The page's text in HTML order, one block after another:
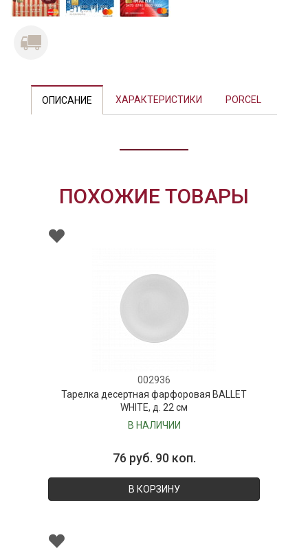
ОПИСАНИЕ ХАРАКТЕРИСТИКИ PORCEL
ПОХОЖИЕ ТОВАРЫ
002936
Тарелка десертная фарфоровая BALLET
WHITE, д. 22 см
В НАЛИЧИИ
76 руб. 90 коп.
В КОРЗИНУ